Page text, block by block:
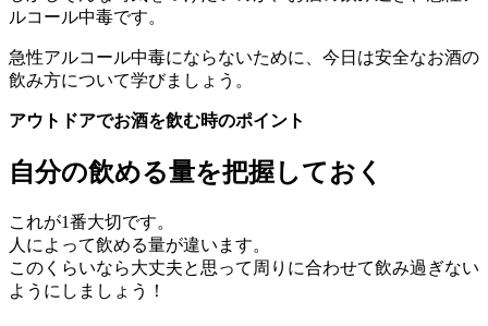
ルコール中毒です。
急性アルコール中毒にならないために、今日は安全なお酒の
飲み方について学びましょう。
アウトドアでお酒を飲む時のポイント
自分の飲める量を把握しておく
これが1番大切です。
人によって飲める量が違います。
このくらいなら大丈夫と思って周りに合わせて飲み過ぎない
ようにしましょう！